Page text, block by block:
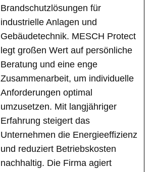
Brandschutzlösungen für
industrielle Anlagen und
Gebäudetechnik. MESCH Protect
legt großen Wert auf persönliche
Beratung und eine enge
Zusammenarbeit, um individuelle
Anforderungen optimal
umzusetzen. Mit langjähriger
Erfahrung steigert das
Unternehmen die Energieeffizienz
und reduziert Betriebskosten
nachhaltig. Die Firma agiert